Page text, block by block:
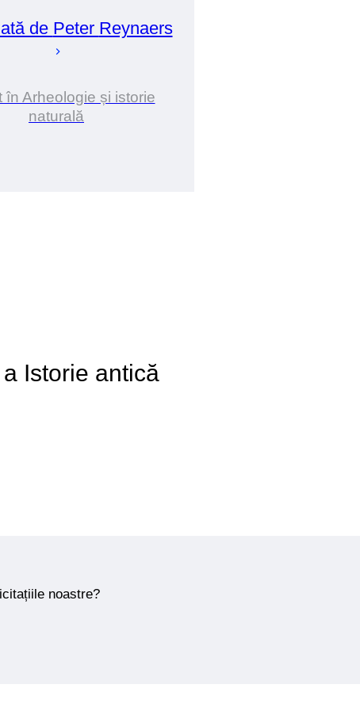
de Peter Reynaers
în Arheologie și istorie
naturală
Istorie antică
noastre?